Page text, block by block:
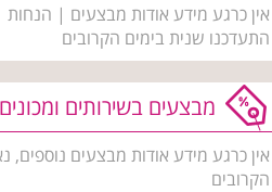
אין כרגע מידע אודות מבצעים | הנחות
התעדכנו שנית בימים הקרובים
מבצעים בשירותים ומכונים
אין כרגע מידע אודות מבצעים נוספים,
הקרובים